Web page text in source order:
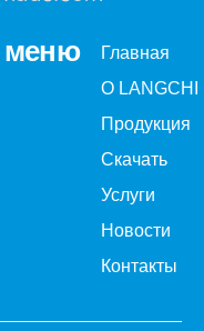
Главная
О LANGCHI
Продукция
Скачать
Услуги
Новости
Контакты